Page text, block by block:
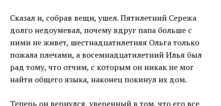
Сказал и, собрав вещи, ушел. Пятилетний Сережа
долго недоумевал, почему вдруг папа больше с
ними не живет, шестнадцатилетняя Ольга только
пожала плечами, а восемнадцатилетний Илья был
рад тому, что отчим, с которым он никак не мог
найти общего языка, наконец покинул их дом.
Теперь он вернулся, уверенный в том, что его все